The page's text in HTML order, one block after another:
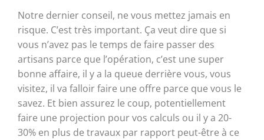
Notre dernier conseil, ne vous mettez jamais en
risque. C’est très important. Ça veut dire que si
vous n’avez pas le temps de faire passer des
artisans parce que l’opération, c’est une super
bonne affaire, il y a la queue derrière vous, vous
visitez, il va falloir faire une offre parce que vous le
savez. Et bien assurez le coup, potentiellement
faire une projection pour vos calculs ou il y a 20-
30% en plus de travaux par rapport peut-être à ce